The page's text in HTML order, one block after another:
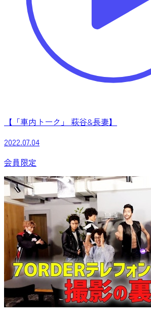
【「車内トーク」 萩谷&長妻】
2022.07.04
会員限定